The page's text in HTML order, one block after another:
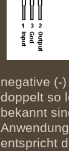
negative (-
doppelt so
bekannt
entspricht